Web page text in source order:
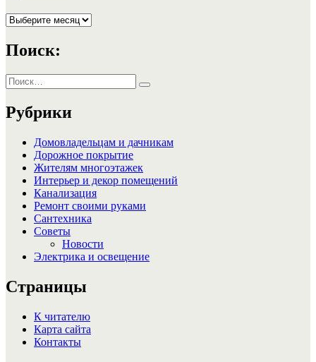
Архивы
Поиск:
Искать:
Поиск
Рубрики
Домовладельцам и дачникам
Дорожное покрытие
Жителям многоэтажек
Интерьер и декор помещений
Канализация
Ремонт своими руками
Сантехника
Советы
Новости
Электрика и освещение
Страницы
К читателю
Карта сайта
Контакты